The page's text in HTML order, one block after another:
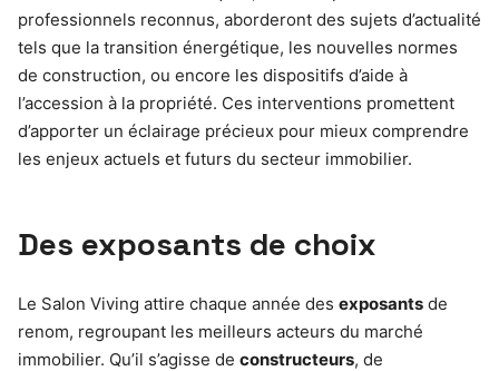
professionnels reconnus, aborderont des sujets d’actualité
tels que la transition énergétique, les nouvelles normes
de construction, ou encore les dispositifs d’aide à
l’accession à la propriété. Ces interventions promettent
d’apporter un éclairage précieux pour mieux comprendre
les enjeux actuels et futurs du secteur immobilier.
Des exposants de choix
Le Salon Viving attire chaque année des exposants de
renom, regroupant les meilleurs acteurs du marché
immobilier. Qu’il s’agisse de constructeurs, de